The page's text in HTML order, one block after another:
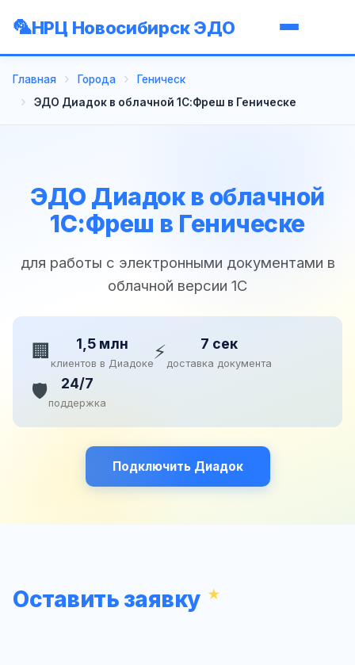
НРЦ Новосибирск ЭДО
Главная Города
Геническ
ЭДО Диадок в облачной 1С:Фреш в Геническе
ЭДО Диадок в облачной
1С:Фреш в Геническе
для работы с электронными документами в
облачной версии 1С
🏢 1,5 млн
клиентов в Диадоке⚡ 7 сек
доставка документа
🛡️ 24/7
поддержка
Подключить Диадок
Оставить заявку